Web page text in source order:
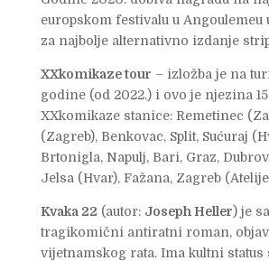
europskom festivalu u Angoulemeu
za najbolje alternativno izdanje
XXkomikaze tour – izložba je na
godine (od 2022.) i ovo je njezina
XXkomikaze stanice: Remetinec
(Zagreb), Benkovac, Split, Sućuraj
Brtonigla, Napulj, Bari, Graz,
Jelsa (Hvar), Fažana, Zagreb
Kvaka 22 (autor: Joseph Heller) je
tragikomični antiratni roman,
vijetnamskog rata. Ima kultni